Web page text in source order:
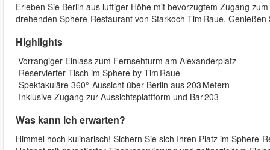
Erleben Sie Berlin aus luftiger Höhe mit bevorzugtem Zugang
drehenden Sphere-Restaurant von Starkoch Tim Raue.
Highlights
-Vorrangiger Einlass zum Fernsehturm am Alexanderplatz
-Reservierter Tisch im Sphere by Tim Raue
-Spektakuläre 360°-Aussicht über Berlin aus 203 Metern
-Inklusive Zugang zur Aussichtsplattform und Bar 203
Was kann ich erwarten?
Himmel hoch kulinarisch! Sichern Sie sich Ihren Platz im